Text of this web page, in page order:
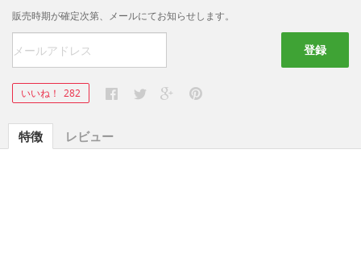
販売時期が確定次第、メールにてお知らせします。
登録
いいね！ 282
特徴 レビュー